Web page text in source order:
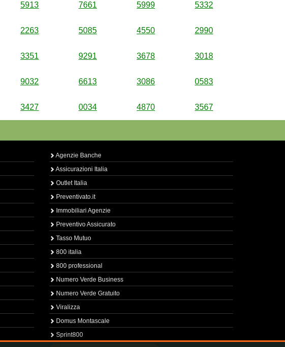
5913 7661 5999 5332
2263 5085 4550 2990
3351 9291 3678 3018
9032 6613 3086 0583
3427 0034 4870 3567
Agenzie Banche
Assicurazioni Italia
Outlet Italia
Preventivato.it
Immobiliari Agenzie
Preventivo Assicurato
Tasso Mutuo
800 italia
800 professional
Numero Verde Business
Numero Verde Gratuito
Viralizza
Domus Montascale
Sprint800